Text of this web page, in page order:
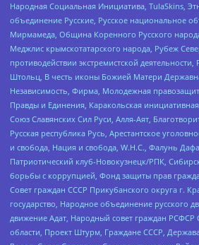
Народная Социальная Инициатива, TulaSkins,
объединение Русские, Русское национальное
Мирмамеда, Община Коренного Русского
Меджлис крымскотатарского народа, Рубеж
противодействии экстремистской
Штольц, В честь иконы Божией Матери
Независимость, Фирма, Молодежная
Правды и Единения, Каракольская
Союз Славянских Сил Руси, Алля-Аят,
Русская республика Русь, Арестантское
и свобода, Нация и свобода, W.H.С., Фалунь
Патриотический клуб-Новокузнецк/РПК,
борьбы с коррупцией, Фонд защиты прав
Совет граждан СССР Прикубанского округа г.
государство, Народное объединение русского
движение Адат, Народный совет граждан РСФСР
области, Проект Штурм, Граждане СССР,